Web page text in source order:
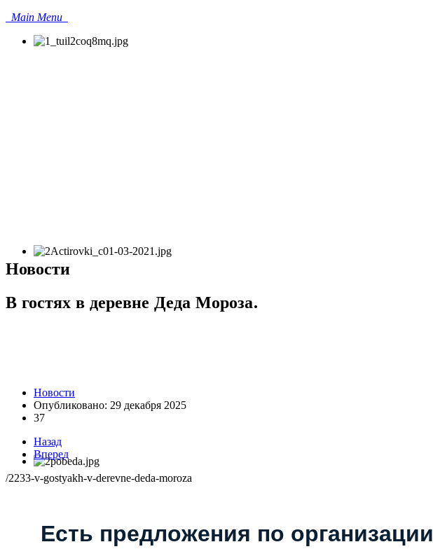
Main Menu
Новости
В гостях в деревне Деда Мороза.
Новости
Опубликовано: 29 декабря 2025
37
Назад
Вперед
/2233-v-gostyakh-v-derevne-deda-moroza
Есть предложения по организации